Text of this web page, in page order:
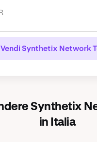
Vendi Synthetix Network
Synthetix
in Italia